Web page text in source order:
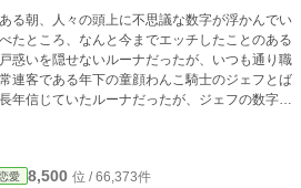
る朝、人々の頭上に不思議な数字が浮かんでい
たところ、なんと今までエッチしたことのある
惑いを隠せないルーナだったが、いつも通り職
連客である年下の童顔わんこ騎士のジェフとば
年信じていたルーナだったが、ジェフの数字に
──11809回。それは誰よりも飛び抜けて多い
ェフに対して不自然に接してしまう。そのこと
問い詰めるのだが、追い詰められたルーナがぽ
ころジェフの様子がおかしくなり──。【童顔
愛 8,500 位 / 66,373件